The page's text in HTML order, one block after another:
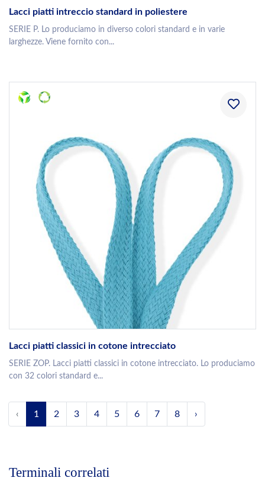
Lacci piatti intreccio standard in poliestere
SERIE P. Lo produciamo in diverso colori standard e in varie
larghezze. Viene fornito con...
Lacci piatti classici in cotone intrecciato
SERIE ZOP. Lacci piatti classici in cotone intrecciato. Lo produciamo
con 32 colori standard e...
‹ 1 2 3 4 5 6 7 8 ›
Terminali correlati